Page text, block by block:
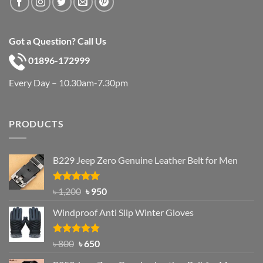
Got a Question? Call Us
01896-172999
Every Day – 10.30am-7.30pm
PRODUCTS
B229 Jeep Zero Genuine Leather Belt for Men
Rated4.92
out of 5
৳1,200 Original
was:
৳ 1,200.
৳950Current
is:
Windproof Anti Slip Winter Gloves
Rated4.97
৳800 Original
৳650Current